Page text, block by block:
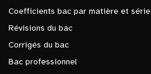
Coefficients bac par matière et série
Révisions du bac
Corrigés du bac
Bac professionnel